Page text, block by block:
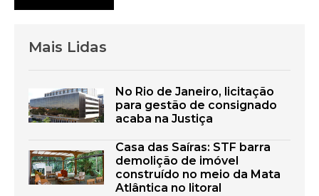
Mais Lidas
No Rio de Janeiro, licitação
para gestão de consignado
acaba na Justiça
Casa das Saíras: STF barra
demolição de imóvel
construído no meio da Mata
Atlântica no litoral